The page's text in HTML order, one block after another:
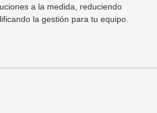
a la medida, reduciendo
la gestión para tu equipo.